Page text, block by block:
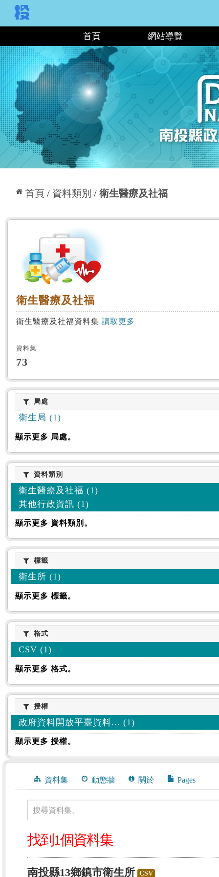
首頁 網站導覽
首頁 資料類別 衛生醫療及社福
:::
衛生醫療及社福
衛生醫療及社福
衛生醫療及社福資料集 讀取更多
資料集
73
局處局處
衛生局 (1)
顯示更多 局處。
資料類別
資料類別
衛生醫療及社福 (1)
其他行政資訊 (1)
顯示更多 資料類別。
標籤標籤
衛生所 (1)
顯示更多 標籤。
格式格式
CSV (1)
顯示更多 格式。
授權授權
政府資料開放平臺資料... (1)
顯示更多 授權。
資料集 動態牆 關於 Pages
搜尋資料集。
找到1個資料集
南投縣13鄉鎮市衛生所 CSV